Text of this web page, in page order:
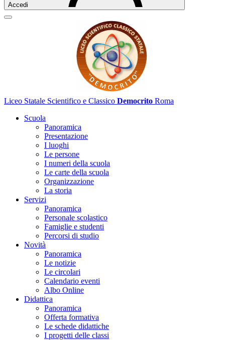
Accedi
Liceo Statale Scientifico e Classico Democrito Roma
Scuola
Panoramica
Presentazione
I luoghi
Le persone
I numeri della scuola
Le carte della scuola
Organizzazione
La storia
Servizi
Panoramica
Personale scolastico
Famiglie e studenti
Percorsi di studio
Novità
Panoramica
Le notizie
Le circolari
Calendario eventi
Albo Online
Didattica
Panoramica
Offerta formativa
Le schede didattiche
I progetti delle classi